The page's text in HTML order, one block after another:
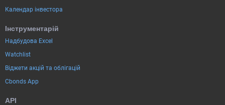
Календар інвестора
Інструментарій
Надбудова Excel
Watchlist
Віджети акцій та облігацій
Cbonds App
API